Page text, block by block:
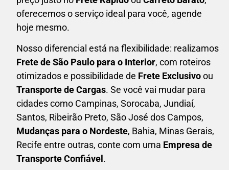
oferecemos o serviço ideal para você, agende
hoje mesmo.
Nosso diferencial está na flexibilidade: realizamos
Frete de São Paulo para o Interior, com roteiros
otimizados e possibilidade de Frete Exclusivoou
Transporte de Cargas. Se você vai mudar para
cidades como Campinas, Sorocaba, Jundiaí,
Santos, Ribeirão Preto, São José dos Campos,
Mudanças para o Nordeste, Bahia, Minas Gerais,
Recife entre outras, conte com uma Empresa de
Transporte Confiável .